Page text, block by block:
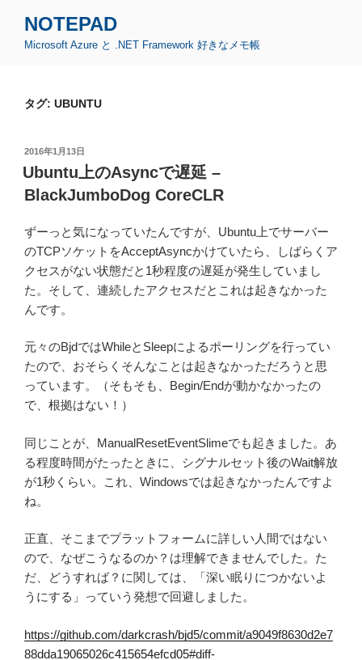
NOTEPAD
Microsoft Azure と .NET Framework 好きなメモ帳
タグ: UBUNTU
投
稿
日:
2016年1月13日
Ubuntu上のAsyncで遅延 –
BlackJumboDog CoreCLR
ずーっと気になっていたんですが、Ubuntu上でサーバー
のTCPソケットをAcceptAsyncかけていたら、しばらくア
クセスがない状態だと1秒程度の遅延が発生していまし
た。そして、連続したアクセスだとこれは起きなかった
んです。
元々のBjdではWhileとSleepによるポーリングを行ってい
たので、おそらくそんなことは起きなかっただろうと思
っています。（そもそも、Begin/Endが動かなかったの
で、根拠はない！）
同じことが、ManualResetEventSlimeでも起きました。あ
る程度時間がたったときに、シグナルセット後のWait解放
が1秒くらい。これ、Windowsでは起きなかったんですよ
ね。
正直、そこまでプラットフォームに詳しい人間ではない
ので、なぜこうなるのか？は理解できませんでした。た
だ、どうすれば？に関しては、「深い眠りにつかないよ
うにする」っていう発想で回避しました。
https://github.com/darkcrash/bjd5/commit/a9049f8630d2e7
88dda19065026c415654efcd05#diff-